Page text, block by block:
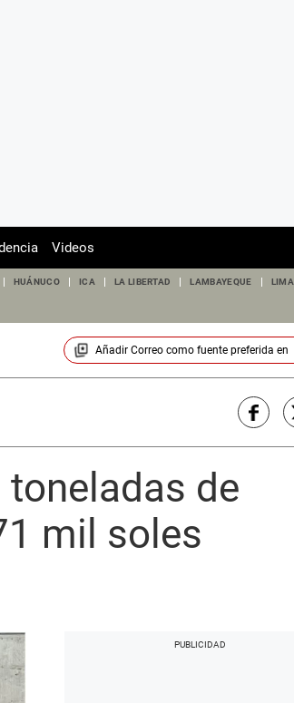
Videos
HUÁNUCO ICA LA LIBERTAD LAMBAYEQUE LIMA
Añadir Correocomo fuente preferida en
de
mil soles